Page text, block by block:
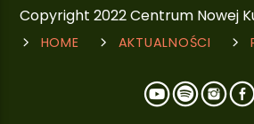
Copyright 2022 Centrum Nowej
HOME AKTUALNOŚCI